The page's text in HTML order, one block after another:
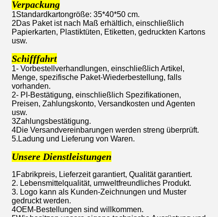
Verpackung
1Standardkartongröße: 35*40*50 cm.
2Das Paket ist nach Maß erhältlich, einschließlich
Papierkarten, Plastiktüten, Etiketten, gedruckten Kartons
usw.
Schifffahrt
1- Vorbestellverhandlungen, einschließlich Artikel,
Menge, spezifische Paket-Wiederbestellung, falls
vorhanden.
2- PI-Bestätigung, einschließlich Spezifikationen,
Preisen, Zahlungskonto, Versandkosten und Agenten
usw.
3Zahlungsbestätigung.
4Die Versandvereinbarungen werden streng überprüft.
5.Ladung und Lieferung von Waren.
Unsere Dienstleistungen
1Fabrikpreis, Lieferzeit garantiert, Qualität garantiert.
2. Lebensmittelqualität, umweltfreundliches Produkt.
3. Logo kann als Kunden-Zeichnungen und Muster
gedruckt werden.
4OEM-Bestellungen sind willkommen.